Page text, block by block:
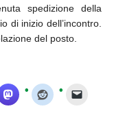
spedizione della
di inizio dell’incontro.
del posto.